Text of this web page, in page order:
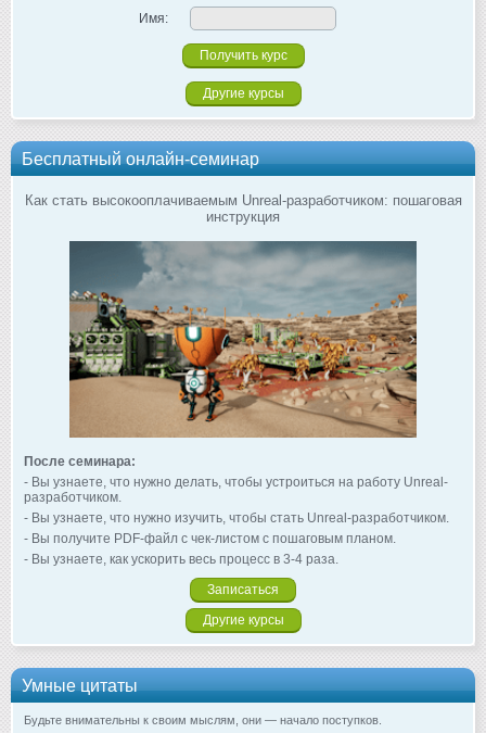
Имя:
Другие курсы
Бесплатный онлайн-семинар
Как стать высокооплачиваемым Unreal-разработчиком: пошаговая
инструкция
После семинара:
- Вы узнаете, что нужно делать, чтобы устроиться на работу Unreal-
разработчиком.
- Вы узнаете, что нужно изучить, чтобы стать Unreal-разработчиком.
- Вы получите PDF-файл с чек-листом с пошаговым планом.
- Вы узнаете, как ускорить весь процесс в 3-4 раза.
Записаться
Другие курсы
Умные цитаты
Будьте внимательны к своим мыслям, они — начало поступков.